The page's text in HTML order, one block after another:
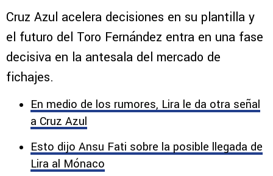
Cruz Azul acelera decisiones en su plantilla y
el futuro del Toro Fernández entra en una fase
decisiva en la antesala del mercado de
fichajes.
En medio de los rumores, Lira le da otra señal
a Cruz Azul
Esto dijo Ansu Fati sobre la posible llegada de
Lira al Mónaco